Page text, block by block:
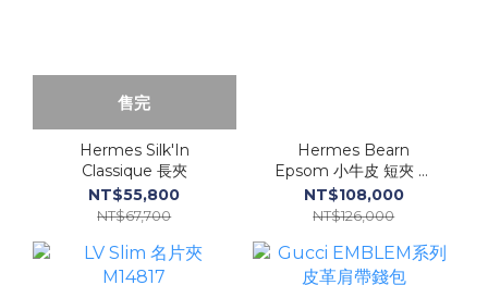
售完
Hermes Silk'In
Classique 長夾
NT$55,800
NT$67,700
Hermes Bearn
Epsom 小牛皮 短夾 冰
川藍
NT$108,000
NT$126,000